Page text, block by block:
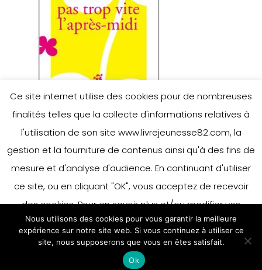
Ce site internet utilise des cookies pour de nombreuses
finalités telles que la collecte d'informations relatives à
l'utilisation de son site www.livrejeunesse82.com, la
gestion et la fourniture de contenus ainsi qu'à des fins de
mesure et d'analyse d'audience. En continuant d'utiliser
ce site, ou en cliquant "OK", vous acceptez de recevoir
des cookies. Pour en savoir plus et/ou modifier vos
préférences en matière de cookies, merci de vous référer
à notre politique sur les cookies.
Accepter
En savoir plus
Nous utilisons des cookies pour vous garantir la meilleure
expérience sur notre site web. Si vous continuez à utiliser ce
site, nous supposerons que vous en êtes satisfait.
Ok